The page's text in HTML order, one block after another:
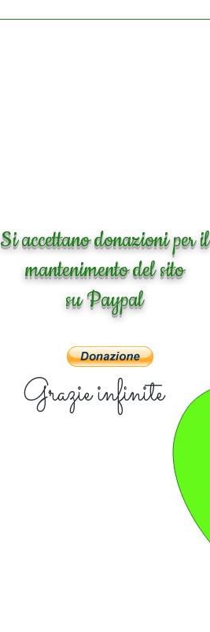
Si accettano donazioni per il
mantenimento del sito
su Paypal
Grazie infinite